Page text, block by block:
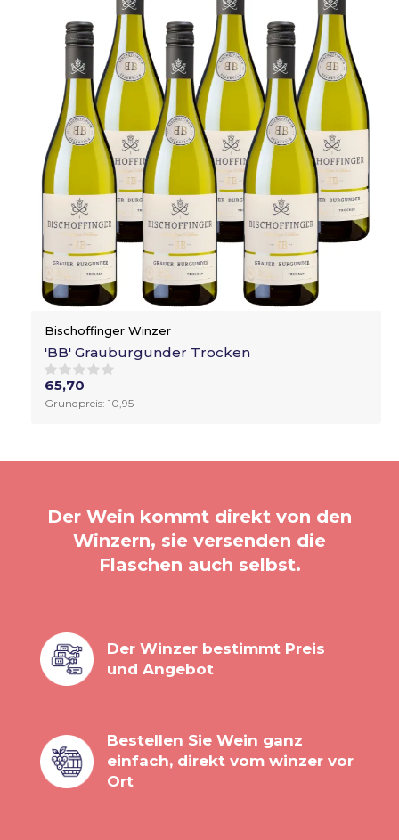
Bischoffinger Winzer
'BB' Grauburgunder Trocken
65,70
Grundpreis: 10,95
Der Wein kommt direkt von den
Winzern, sie versenden die
Flaschen auch selbst.
Der Winzer bestimmt Preis
und Angebot
Bestellen Sie Wein ganz
einfach, direkt vom winzer vor
Ort